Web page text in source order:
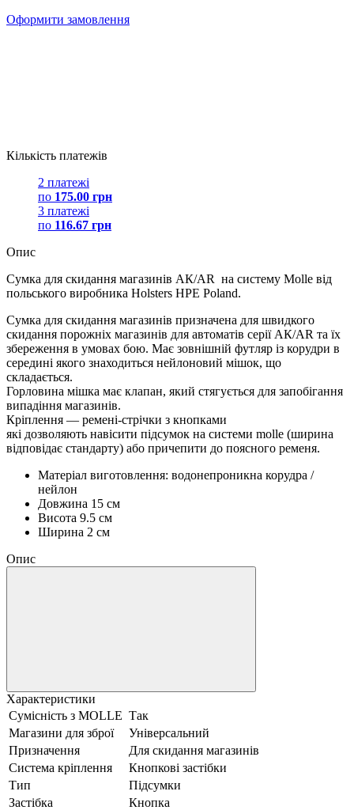
Оформити замовлення
Кількість платежів
2 платежі
по 175.00 грн
3 платежі
по 116.67 грн
Опис
Сумка для скидання магазинів АК/AR на систему Molle від
польського виробника Holsters HPE Poland.
Сумка для скидання магазинів призначена для швидкого
скидання порожніх магазинів для автоматів серії АК/AR та їх
збереження в умовах бою. Має зовнішній футляр із корудри в
середині якого знаходиться нейлоновий мішок, що
складається.
Горловина мішка має клапан, який стягується для запобігання
випадіння магазинів.
Кріплення — ремені-стрічки з кнопками
які дозволяють навісити підсумок на системи molle (ширина
відповідає стандарту) або причепити до поясного ременя.
Матеріал виготовлення: водонепроникна корудра /
нейлон
Довжина 15 см
Висота 9.5 см
Ширина 2 см
Опис
Характеристики
Сумісність з MOLLE Так
Магазини для зброї
Універсальний
Призначення
Для скидання магазинів
Система кріплення
Кнопкові застібки
Тип
Підсумки
Застібка
Кнопка